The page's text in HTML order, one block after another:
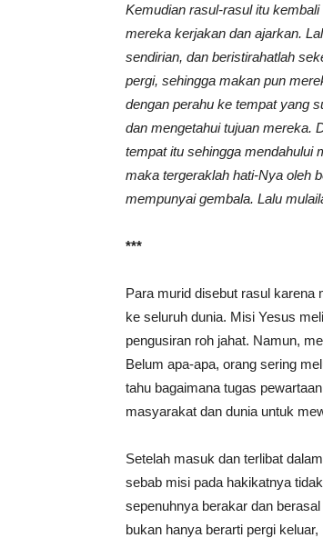
Kemudian rasul-rasul itu
mereka kerjakan dan ajarkan.
sendirian, dan beristirahatlah
pergi, sehingga makan pun
dengan perahu ke tempat yang
dan mengetahui tujuan mereka.
tempat itu sehingga mendahului
maka tergeraklah hati-Nya oleh
mempunyai gembala. Lalu
***
Para murid disebut rasul
ke seluruh dunia. Misi Yesus
pengusiran roh jahat. Namun,
Belum apa-apa, orang sering
tahu bagaimana tugas
masyarakat dan dunia untuk
Setelah masuk dan terlibat
sebab misi pada hakikatnya
sepenuhnya berakar dan
bukan hanya berarti pergi